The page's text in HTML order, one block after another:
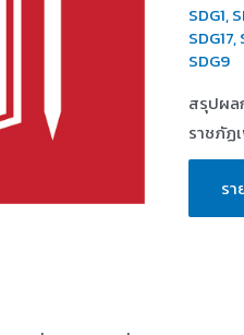
SDG1,
SDG17,
SDG9
สรุปผล
ราชภัฏ
หัว
ส
ผล
รา